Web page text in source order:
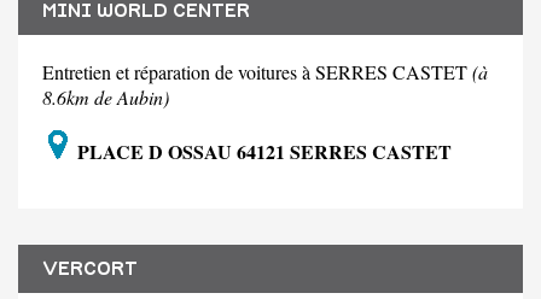
MINI WORLD CENTER
Entretien et réparation de voitures à SERRES CASTET(à
8.6km de Aubin)
PLACE D OSSAU 64121 SERRES CASTET
VERCORT